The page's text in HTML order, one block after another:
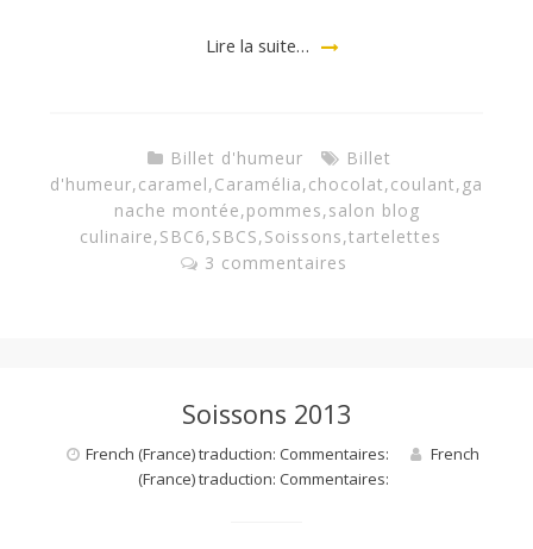
Lire la suite…
Billet d'humeur
Billet
d'humeur,caramel,Caramélia,chocolat,coulant, ga
nache montée,pommes,salon blog
culinaire,SBC6,SBCS,Soissons,tartelettes
3 commentaires
Soissons 2013
French (France) traduction: Commentaires:
French
(France) traduction: Commentaires: